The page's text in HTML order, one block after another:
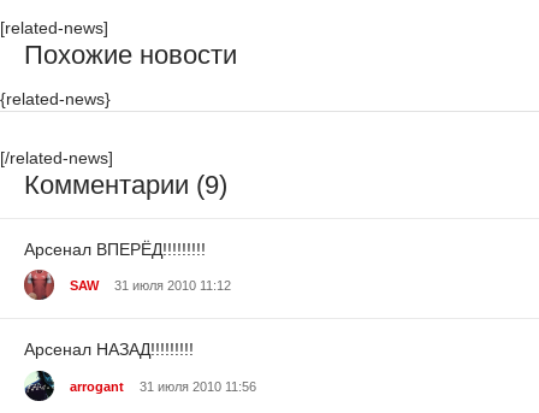
[related-news]
Похожие новости
{related-news}
[/related-news]
Комментарии (9)
Арсенал ВПЕРЁД!!!!!!!!!
SAW 31 июля 2010 11:12
Арсенал НАЗАД!!!!!!!!!
arrogant 31 июля 2010 11:56